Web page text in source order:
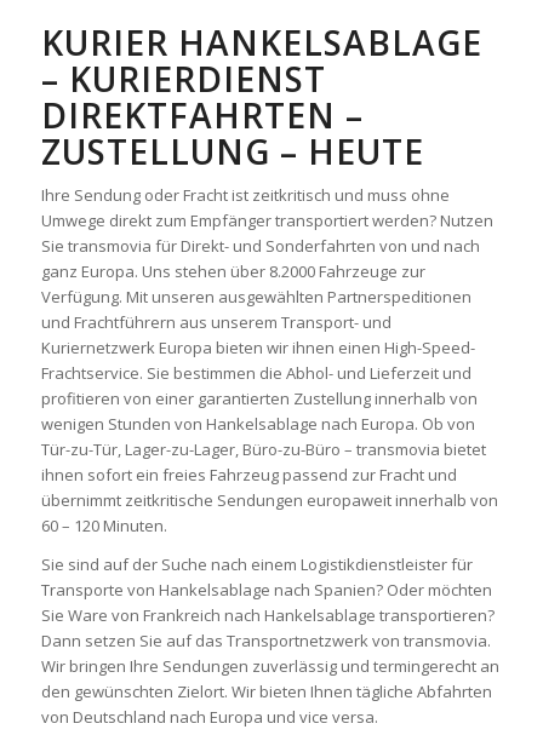
KURIER HANKELSABLAGE
– KURIERDIENST
DIREKTFAHRTEN –
ZUSTELLUNG – HEUTE
Ihre Sendung oder Fracht ist zeitkritisch und muss ohne
Umwege direkt zum Empfänger transportiert werden? Nutzen
Sie transmovia für Direkt- und Sonderfahrten von und nach
ganz Europa. Uns stehen über 8.2000 Fahrzeuge zur
Verfügung. Mit unseren ausgewählten Partnerspeditionen
und Frachtführern aus unserem Transport- und
Kuriernetzwerk Europa bieten wir ihnen einen High-Speed-
Frachtservice. Sie bestimmen die Abhol- und Lieferzeit und
profitieren von einer garantierten Zustellung innerhalb von
wenigen Stunden von Hankelsablage nach Europa. Ob von
Tür-zu-Tür, Lager-zu-Lager, Büro-zu-Büro – transmovia bietet
ihnen sofort ein freies Fahrzeug passend zur Fracht und
übernimmt zeitkritische Sendungen europaweit innerhalb von
60 – 120 Minuten.
Sie sind auf der Suche nach einem Logistikdienstleister für
Transporte von Hankelsablage nach Spanien? Oder möchten
Sie Ware von Frankreich nach Hankelsablage transportieren?
Dann setzen Sie auf das Transportnetzwerk von transmovia.
Wir bringen Ihre Sendungen zuverlässig und termingerecht an
den gewünschten Zielort. Wir bieten Ihnen tägliche Abfahrten
von Deutschland nach Europa und vice versa.